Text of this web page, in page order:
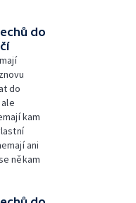
do
do
kam
ani
někam